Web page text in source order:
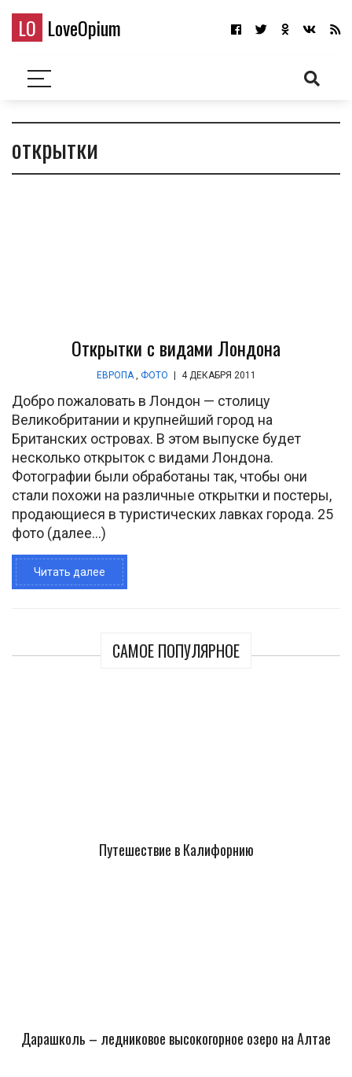
LO LoveOpium
открытки
Открытки с видами Лондона
ЕВРОПА, ФОТО 4 ДЕКАБРЯ 2011
Добро пожаловать в Лондон — столицу
Великобритании и крупнейший город на
Британских островах. В этом выпуске будет
несколько открыток с видами Лондона.
Фотографии были обработаны так, чтобы они
стали похожи на различные открытки и постеры,
продающиеся в туристических лавках города. 25
фото (далее…)
Читать далее
САМОЕ ПОПУЛЯРНОЕ
Путешествие в Калифорнию
Дарашколь – ледниковое высокогорное озеро на Алтае